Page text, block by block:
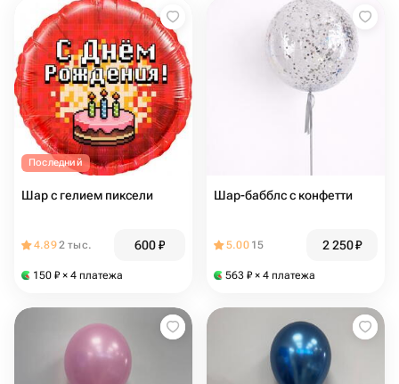
Последний
Шар с гелием пиксели
4.892 тыс. 600₽
150 ₽ × 4 платежа
Шар-бабблс с конфетти
5.00 15 2 250₽
563 ₽ × 4 платежа